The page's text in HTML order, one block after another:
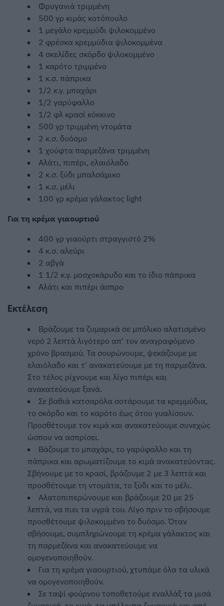
Φρυγανιά τριμμένη
500 γρ κιμάς κοτόπουλο
1 μεγάλο κρεμμύδι ψιλοκομμένο
2 φρέσκα κρεμμύδια ψιλοκομμένα
4 σκελίδες σκόρδο ψιλοκομμένο
1 καρότο τριμμένο
1 κ.σ. πάπρικα
1/2 κ.γ. μπαχάρι
1/2 γαρύφαλλο
1/2 φλ κρασί κόκκινο
500 γρ τριμμένη ντομάτα
2 κ.σ. δυόσμο
1 χούφτα παρμεζάνα τριμμένη
Αλάτι, πιπέρι, ελαιόλαδο
2 κ.σ. ξύδι μπαλσάμικο
1 κ.σ. μέλι
100 γρ κρέμα γάλακτος light
Για τη κρέμα γιαουρτιού
400 γρ γιαούρτι στραγγιστό 2%
4 κ.σ. αλεύρι
2 αβγά
1 1/2 κ.γ. μοσχοκάρυδο και το ίδιο πάπρικα
Αλάτι και πιπέρι άσπρο
Εκτέλεση
Βράζουμε τα ζυμαρικά σε μπόλικο αλατισμένο
νερό 2 λεπτά λιγότερο απ' τον αναγραφόμενο
χρόνο βρασμού. Τα σουρώνουμε, ψεκάζουμε με
ελαιόλαδο και τ' ανακατεύουμε με τη παρμεζάνα.
Στο τέλος ρίχνουμε και λίγο πιπέρι και
ανακατεύουμε ξανά.
Σε βαθιά κατσαρόλα σοτάρουμε τα κρεμμύδια,
το σκόρδο και το καρότο έως ότου γυαλίσουν.
Προσθέτουμε τον κιμά και ανακατεύουμε συνεχώς
ώσπου να ασπρίσει.
Βάζουμε το μπαχάρι, το γαρύφαλλο και τη
πάπρικα και αρωματίζουμε το κιμά ανακατεύοντας.
Σβήνουμε με το κρασί, βράζουμε 2 με 3 λεπτά και
προσθέτουμε τη ντομάτα, το ξύδι και το μέλι.
Αλατοπιπερώνουμε και βράζουμε 20 με 25
λεπτά, να πιει τα υγρά του. Λίγο πριν το σβήσουμε
προσθέτουμε ψιλοκομμένο το δυόσμο. Όταν
σβήσουμε, συμπληρώνουμε τη κρέμα γάλακτος και
τη παρμεζάνα και ανακατεύουμε να
ομογενοποιηθούν.
Για τη κρέμα γιαουρτιού, χτυπάμε όλα τα υλικά
να ομογενοποιηθούν.
Σε ταψί φούρνου τοποθετούμε εναλλάξ τα μισά